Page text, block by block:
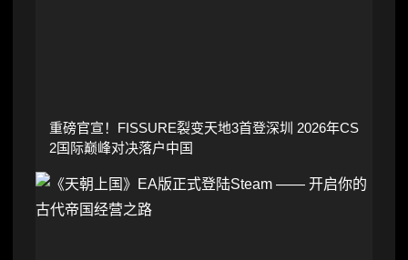
重磅官宣！FISSURE裂变天地3首登深圳 2026年CS
2国际巅峰对决落户中国